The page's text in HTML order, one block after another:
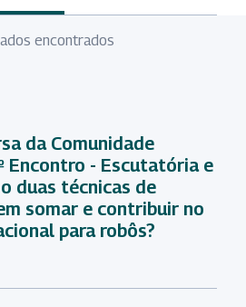
encontrados
da Comunidade
Encontro - Escutatória e
duas técnicas de
somar e contribuir no
para robôs?